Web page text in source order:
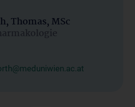
Thomas, MSc